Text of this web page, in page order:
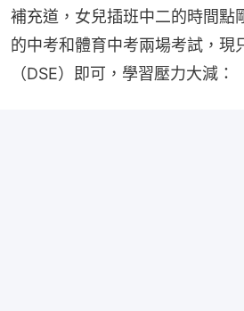
補充道，女兒插班中二的時間點
的中考和體育中考兩場考試，現
（DSE）即可，學習壓力大減：